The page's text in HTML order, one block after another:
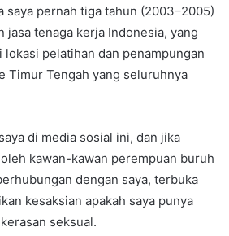
saya pernah tiga tahun (2003–2005)
jasa tenaga kerja Indonesia, yang
pelatihan dan penampungan
Timur Tengah yang seluruhnya
di media sosial ini, dan jika
kawan-kawan perempuan buruh
dengan saya, terbuka
kesaksian apakah saya punya
seksual.